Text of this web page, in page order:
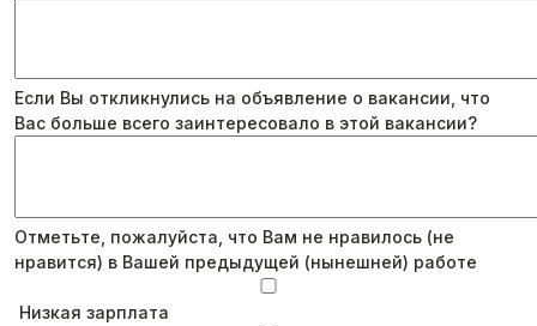
Если Вы откликнулись на объявление о вакансии, что
Вас больше всего заинтересовало в этой вакансии?
Отметьте, пожалуйста, что Вам не нравилось (не
нравится) в Вашей предыдущей (нынешней) работе
Низкая зарплата